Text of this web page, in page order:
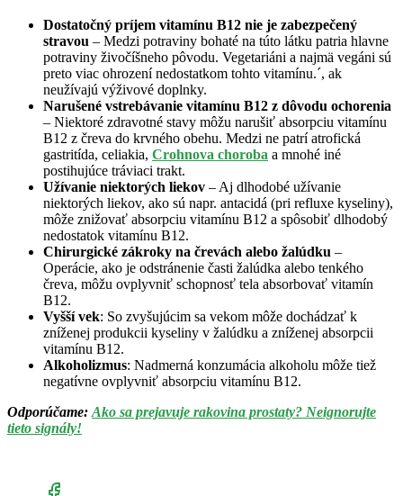
Dostatočný príjem vitamínu B12 nie je zabezpečený
stravou – Medzi potraviny bohaté na túto látku patria hlavne
potraviny živočíšneho pôvodu. Vegetariáni a najmä vegáni sú
preto viac ohrození nedostatkom tohto vitamínu.´, ak
neužívajú výživové doplnky.
Narušené vstrebávanie vitamínu B12 z dôvodu ochorenia
– Niektoré zdravotné stavy môžu narušiť absorpciu vitamínu
B12 z čreva do krvného obehu. Medzi ne patrí atrofická
gastritída, celiakia, Crohnova choroba a mnohé iné
postihujúce tráviaci trakt.
Užívanie niektorých liekov – Aj dlhodobé užívanie
niektorých liekov, ako sú napr. antacidá (pri refluxe kyseliny),
môže znižovať absorpciu vitamínu B12 a spôsobiť dlhodobý
nedostatok vitamínu B12.
Chirurgické zákroky na črevách alebo žalúdku –
Operácie, ako je odstránenie časti žalúdka alebo tenkého
čreva, môžu ovplyvniť schopnosť tela absorbovať vitamín
B12.
Vyšší vek: So zvyšujúcim sa vekom môže dochádzať k
zníženej produkcii kyseliny v žalúdku a zníženej absorpcii
vitamínu B12.
Alkoholizmus: Nadmerná konzumácia alkoholu môže tiež
negatívne ovplyvniť absorpciu vitamínu B12.
Odporúčame: Ako sa prejavuje rakovina prostaty? Neignorujte
tieto signály!